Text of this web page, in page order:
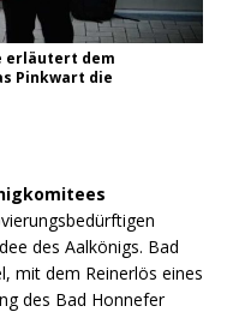
erläutert dem
Pinkwart die
des Aalkönigs. Bad
mit dem Reinerlös eines
des Bad Honnefer